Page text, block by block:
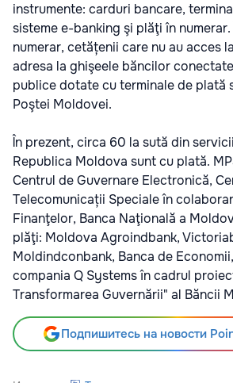
instrumente: carduri bancare,
sisteme e-banking şi plăţi în
numerar, cetățenii care nu au acces
adresa la ghişeele băncilor
publice dotate cu terminale de plată
Poştei Moldovei.
În prezent, circa 60 la sută din
Republica Moldova sunt cu plată.
Centrul de Guvernare Electronică,
Telecomunicații Speciale în
Finanţelor, Banca Naţională a
plăţi: Moldova Agroindbank,
Moldindconbank, Banca de
compania Q Systems în cadrul
Transformarea Guvernării" al Băncii
Подпишитесь на новости